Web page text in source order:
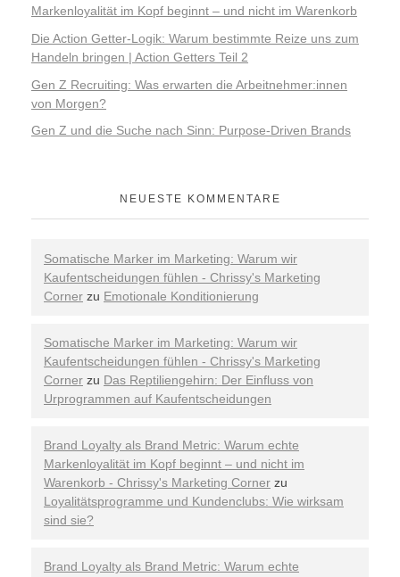
Markenloyalität im Kopf beginnt – und nicht im Warenkorb
Die Action Getter-Logik: Warum bestimmte Reize uns zum
Handeln bringen | Action Getters Teil 2
Gen Z Recruiting: Was erwarten die Arbeitnehmer:innen
von Morgen?
Gen Z und die Suche nach Sinn: Purpose-Driven Brands
NEUESTE KOMMENTARE
Somatische Marker im Marketing: Warum wir
Kaufentscheidungen fühlen - Chrissy's Marketing
Corner zu Emotionale Konditionierung
Somatische Marker im Marketing: Warum wir
Kaufentscheidungen fühlen - Chrissy's Marketing
Corner zu Das Reptiliengehirn: Der Einfluss von
Urprogrammen auf Kaufentscheidungen
Brand Loyalty als Brand Metric: Warum echte
Markenloyalität im Kopf beginnt – und nicht im
Warenkorb - Chrissy's Marketing Corner zu
Loyalitätsprogramme und Kundenclubs: Wie wirksam
sind sie?
Brand Loyalty als Brand Metric: Warum echte